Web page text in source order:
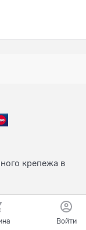
крепежа в
Войти